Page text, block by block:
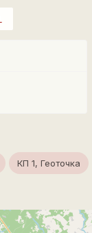
КП 1, Геоточка